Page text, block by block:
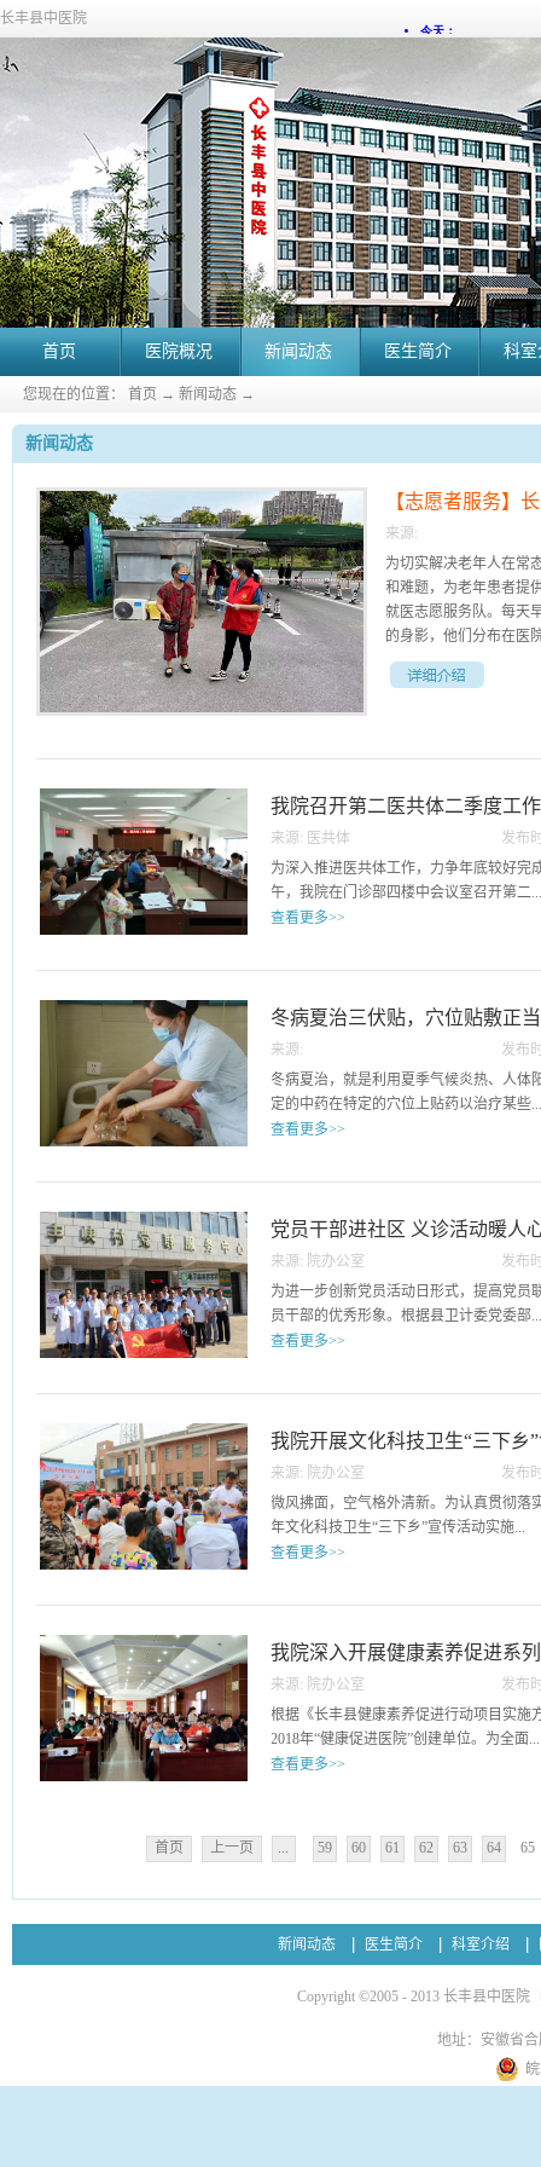
长丰县中医院
首页 医院概况 新闻动态 医生简介 科
您现在的位置： 首页 → 新闻动态 →
新闻动态
【志愿者服务】
服务队
来源:
为切实解决老年人在常
和难题，为老年患者提
就医志愿服务队。每天
的身影，他们分布在医
年患者使用自助机、引
的服务宗旨，倾力助推
便民服务，把关爱老
我院召开第二医共体二季度工
来源: 医共体
发布
22
为深入推进医共体工作，力争年底较好完
午，我院在门诊部四楼中会议室召开第二
持。会上，副院长徐庆勇传达了长医改办
医保中心《关于定点医疗机构病历审核
作部署及要求，严格把握诊疗过程中患者
费等规定。下一步牵头单位将采取积极有
构入院指征等指标的把控以及对病历的随
综合医改重要内容之一，县域医共体牵头
力，着力提升医疗技术水平，不断提高综
起发力，才能更好地完成医共体各项考核
查看更多>>
冬病夏治三伏贴，穴位贴敷正
来源:
发布
21
冬病夏治，就是利用夏季气候炎热、人体
定的中药在特定的穴位上贴药以治疗某些
敷于体表特定部位以治疗疾病的方法，属
图为6月21日，夏至当天，县中医院专家
查看更多>>
党员干部进社区 义诊活动暖人
来源: 院办公室
发布
12
为进一步创新党员活动日形式，提高党员
员干部的优秀形象。根据县卫计委党委部
义诊活动。此次活动服务内容包括:免费
电图检查、免费测量血压、健康咨询等医
中，整个义诊场面火热而有序，医护人员
血压和进行各项检查，耐心接待就诊、咨
医疗卫生知识，党员干部业务骨干轩传顺
组织与群众的沟通联系，牢固树立了党员
余人，发放健康宣传折页、宣传手册及宣
查看更多>>
我院开展文化科技卫生“三下乡
来源: 院办公室
发布
29
微风拂面，空气格外清新。为认真贯彻落
年文化科技卫生“三下乡”宣传活动实施...
康送给寻常百姓。活动现场，义诊团队采
中医特色治疗，现场解答等多种形式，
一位前来就诊的患者，认真细致地为他们
灸、健康咨询。此次“三下乡”义诊共接待
200余份，免费测血压100余人，免费非药
群众的热烈欢迎，今后我院将会继续组
镇举行常态化义诊活动，保障大家的身体
查看更多>>
我院深入开展健康素养促进系
来源: 院办公室
发布
28
根据《长丰县健康素养促进行动项目实施
2018年“健康促进医院”创建单位。为全面...
进一步整合资源，加强统筹协调，充分发
用，成立健康促进医院领导组及专家、党
式，围绕《健康素养66条》、“三减三健
腔、体重、骨骼)、基本公共卫生服务、
属、职工、乡镇基层干部、医务人员及
活动。截至目前，开展健康科普宣传培
进医共体及全县各乡镇健康巡讲8次、专
医务人员及社区居民达500余人，发放慢
查看更多>>
首页 上一页 ... 59 60 61 62 63 64 65
新闻动态 医生简介 科室介绍
Copyright ©2005 - 2013 长丰县中医院
地址：安徽省